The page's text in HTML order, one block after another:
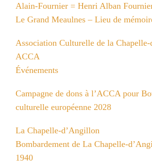
Alain-Fournier = Henri Alban
Le Grand Meaulnes – Lieu de
Association Culturelle de la
ACCA
Événements
Campagne de dons à l’ACCA pour
culturelle européenne 2028
La Chapelle-d’Angillon
Bombardement de La Chapelle-
1940